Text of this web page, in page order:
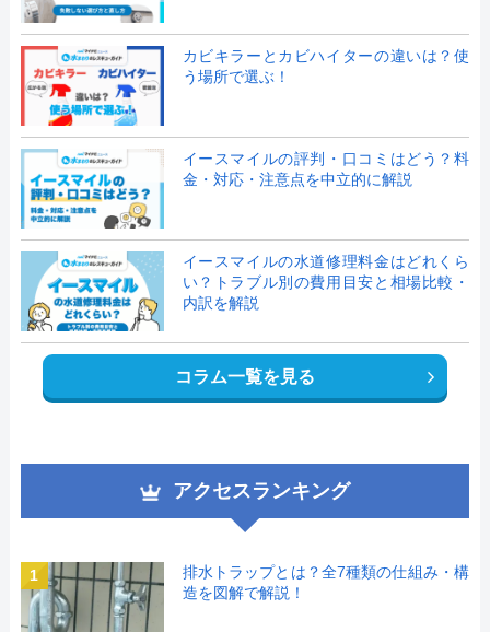
カビキラーとカビハイターの違いは？使
う場所で選ぶ！
イースマイルの評判・口コミはどう？料
金・対応・注意点を中立的に解説
イースマイルの水道修理料金はどれくら
い？トラブル別の費用目安と相場比較・
内訳を解説
コラム一覧を見る
アクセスランキング
1
排水トラップとは？全7種類の仕組み・構
造を図解で解説！